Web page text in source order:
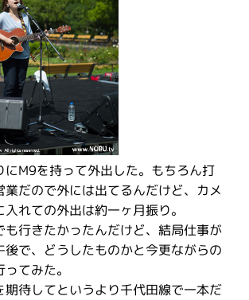
にM9を持って外出した。もちろん打
業だので外には出てるんだけど、カメ
れての外出は約一ヶ月振り。
も行きたかったんだけど、結局仕事が
後で、どうしたものかと今更ながらの
てみた。
期待してというより千代田線で一本だ